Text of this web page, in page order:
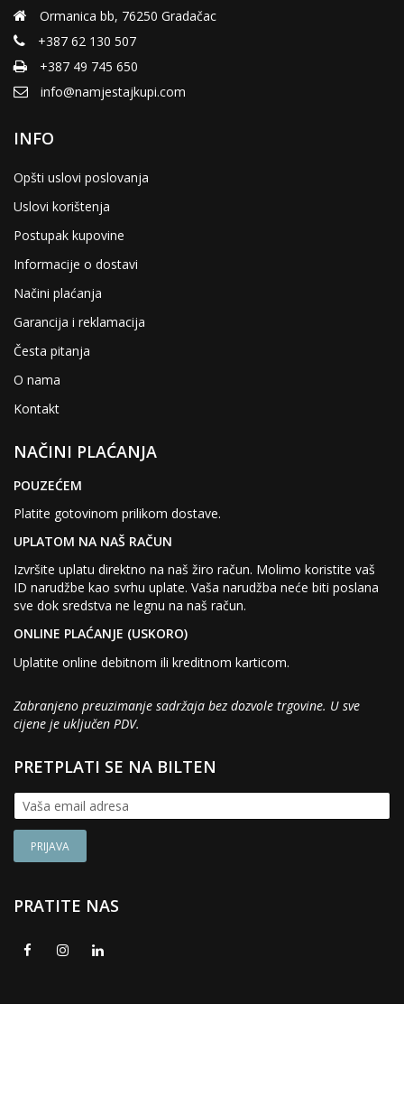
Ormanica bb, 76250 Gradačac
+387 62 130 507
+387 49 745 650
info@namjestajkupi.com
INFO
Opšti uslovi poslovanja
Uslovi korištenja
Postupak kupovine
Informacije o dostavi
Načini plaćanja
Garancija i reklamacija
Česta pitanja
O nama
Kontakt
NAČINI PLAĆANJA
POUZEĆEM
Platite gotovinom prilikom dostave.
UPLATOM NA NAŠ RAČUN
Izvršite uplatu direktno na naš žiro račun. Molimo koristite vaš
ID narudžbe kao svrhu uplate. Vaša narudžba neće biti poslana
sve dok sredstva ne legnu na naš račun.
ONLINE PLAĆANJE (USKORO)
Uplatite online debitnom ili kreditnom karticom.
Zabranjeno preuzimanje sadržaja bez dozvole trgovine. U sve
cijene je uključen PDV.
PRETPLATI SE NA BILTEN
PRATITE NAS